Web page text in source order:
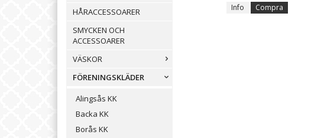
HÅRACCESSOARER
SMYCKEN OCH
ACCESSOARER
VÄSKOR
FÖRENINGSKLÄDER
Alingsås KK
Backa KK
Borås KK
Info Compra